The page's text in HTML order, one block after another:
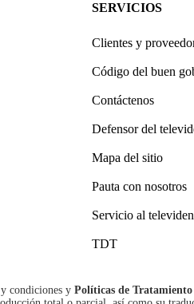
SERVICIOS
Clientes y
Código del buen
Contáctenos
Defensor del
Mapa del sitio
Pauta con nosotros
Servicio al
TDT
condiciones y Políticas de